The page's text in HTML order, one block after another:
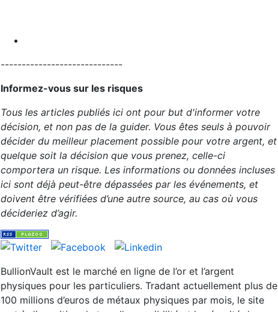
-----------------------------
Informez-vous sur les risques
Tous les articles publiés ici ont pour but d'informer votre
décision, et non pas de la guider. Vous êtes seuls à pouvoir
décider du meilleur placement possible pour votre argent, et
quelque soit la décision que vous prenez, celle-ci
comportera un risque. Les informations ou données incluses
ici sont déjà peut-être dépassées par les événements, et
doivent être vérifiées d’une autre source, au cas où vous
décideriez d’agir.
BullionVault est le marché en ligne de l’or et l’argent
physiques pour les particuliers. Tradant actuellement plus de
100 millions d’euros de métaux physiques par mois, le site